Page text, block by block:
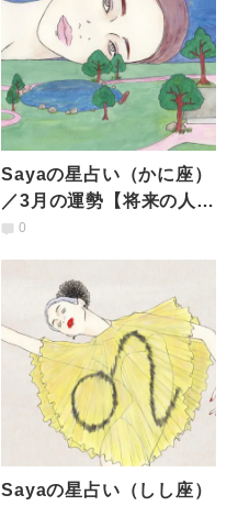
Sayaの星占い（かに座）
／3月の運勢【将来の人生
設計について。あれこれ
0
Sayaの星占い（しし座）